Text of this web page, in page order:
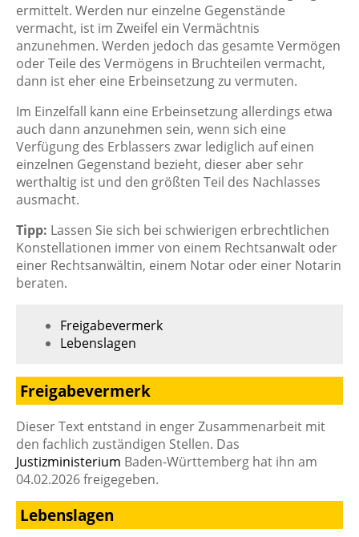
ermittelt. Werden nur einzelne Gegenstände
vermacht, ist im Zweifel ein Vermächtnis
anzunehmen. Werden jedoch das gesamte Vermögen
oder Teile des Vermögens in Bruchteilen vermacht,
dann ist eher eine Erbeinsetzung zu vermuten.
Im Einzelfall kann eine Erbeinsetzung allerdings etwa
auch dann anzunehmen sein, wenn sich eine
Verfügung des Erblassers zwar lediglich auf einen
einzelnen Gegenstand bezieht, dieser aber sehr
werthaltig ist und den größten Teil des Nachlasses
ausmacht.
Tipp: Lassen Sie sich bei schwierigen erbrechtlichen
Konstellationen immer von einem Rechtsanwalt oder
einer Rechtsanwältin, einem Notar oder einer Notarin
beraten.
Freigabevermerk
Lebenslagen
Freigabevermerk
Dieser Text entstand in enger Zusammenarbeit mit
den fachlich zuständigen Stellen. Das
Justizministerium Baden-Württemberg hat ihn am
04.02.2026 freigegeben.
Lebenslagen